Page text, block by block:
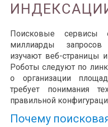
Поисковые сервисы
миллиарды запросов
изучают веб-страницы
Роботы следуют по
о организации
требует понимания
правильной
Почему